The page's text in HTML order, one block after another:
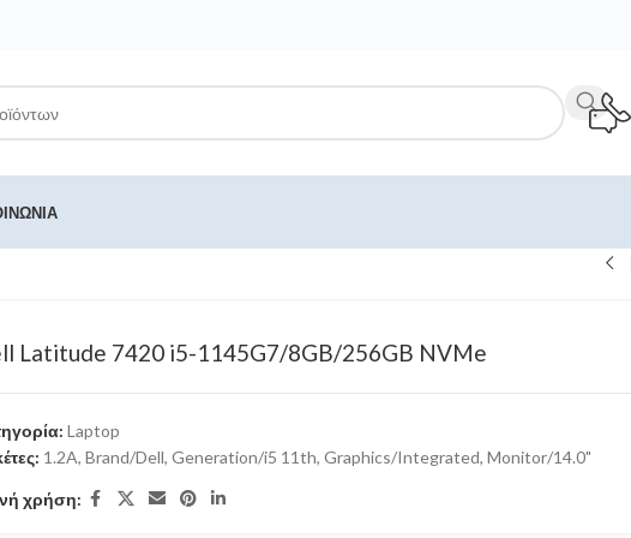
Latitude 7420 i5-1145G7/8GB/256GB NVMe
Laptop
1.2A, Brand/Dell, Generation/i5 11th, Graphics/Integrated, Monitor/14.0"
χρήση: